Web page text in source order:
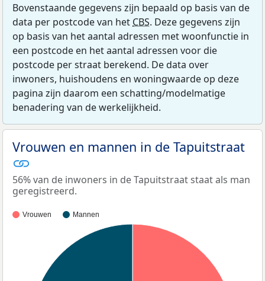
Bovenstaande gegevens zijn bepaald op basis van de
data per postcode van het CBS. Deze gegevens zijn
op basis van het aantal adressen met woonfunctie in
een postcode en het aantal adressen voor die
postcode per straat berekend. De data over
inwoners, huishoudens en woningwaarde op deze
pagina zijn daarom een schatting/modelmatige
benadering van de werkelijkheid.
Vrouwen en mannen in de Tapuitstraat
56% van de inwoners in de Tapuitstraat staat als man
geregistreerd.
Vrouwen Mannen